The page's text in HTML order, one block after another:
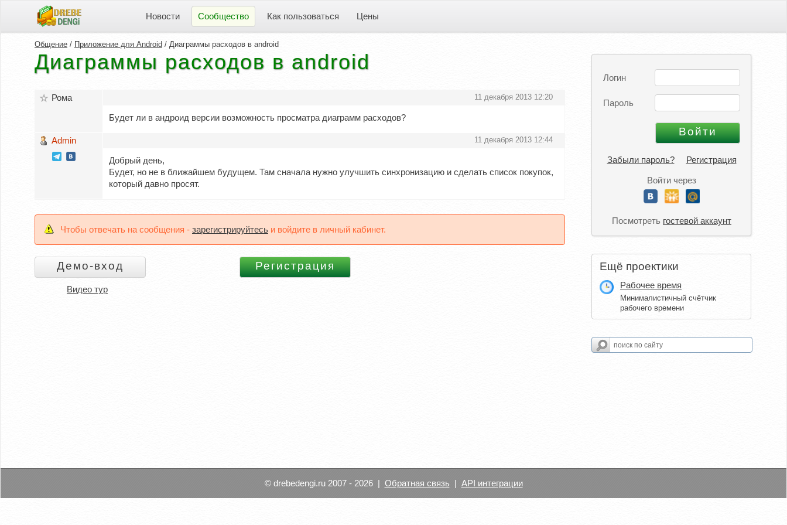
Новости Сообщество Как пользоваться Цены
Логин
Пароль
Забыли пароль? Регистрация
Войти через
Посмотреть гостевой аккаунт
Ещё проектики
Рабочее время
Минималистичный счётчик
рабочего времени
Общение / Приложение для Android / Диаграммы расходов в android
Диаграммы расходов в android
Рома 11 декабря 2013 12:20
Будет ли в андроид версии возможность просматра диаграмм расходов?
Admin 11 декабря 2013 12:44
Добрый день,
Будет, но не в ближайшем будущем. Там сначала нужно улучшить синхронизацию и сделать список покупок,
который давно просят.
Чтобы отвечать на сообщения - зарегистрируйтесь и войдите в личный кабинет.
Видео тур
© drebedengi.ru 2007 - 2026 | Обратная связь | API интеграции